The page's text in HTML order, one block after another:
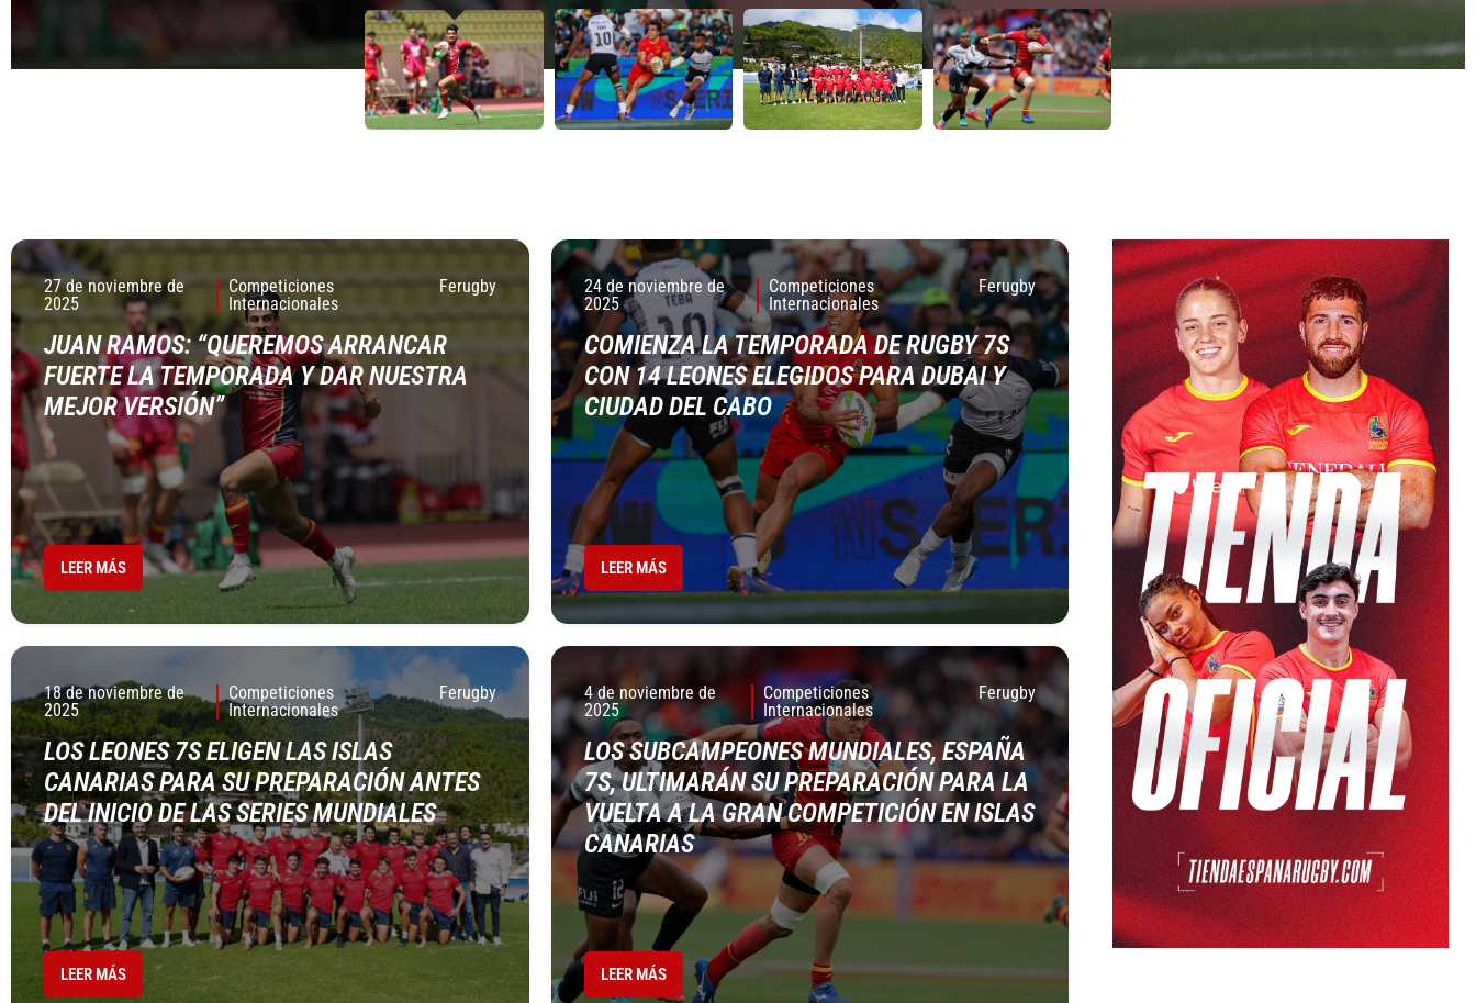
clave de la Selección Española, subcampeona del
4 DE NOVIEMBRE DE 2025
clave de la Selección Española, subcampeona del
4 DE NOVIEMBRE DE 2025
27 de noviembre de
2025
Competiciones
Internacionales
Ferugby
JUAN RAMOS: “QUEREMOS ARRANCAR
FUERTE LA TEMPORADA Y DAR NUESTRA
MEJOR VERSIÓN”
LEER MÁS
24 de noviembre de
2025
Competiciones
Internacionales
Ferugby
COMIENZA LA TEMPORADA DE RUGBY 7S
CON 14 LEONES ELEGIDOS PARA DUBAI Y
CIUDAD DEL CABO
LEER MÁS
18 de noviembre de
2025
Competiciones
Internacionales
Ferugby
LOS LEONES 7S ELIGEN LAS ISLAS
CANARIAS PARA SU PREPARACIÓN ANTES
DEL INICIO DE LAS SERIES MUNDIALES
LEER MÁS
4 de noviembre de
2025
Competiciones
Internacionales
Ferugby
LOS SUBCAMPEONES MUNDIALES, ESPAÑA
7S, ULTIMARÁN SU PREPARACIÓN PARA LA
VUELTA A LA GRAN COMPETICIÓN EN ISLAS
CANARIAS
LEER MÁS